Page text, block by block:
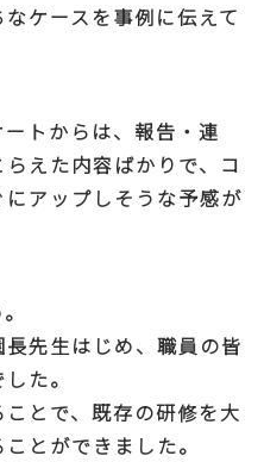
ケースを事例に伝えて
トからは、報告・連
えた内容ばかりで、コ
アップしそうな予感が
先生はじめ、職員の皆
た。
とで、既存の研修を大
とができました。